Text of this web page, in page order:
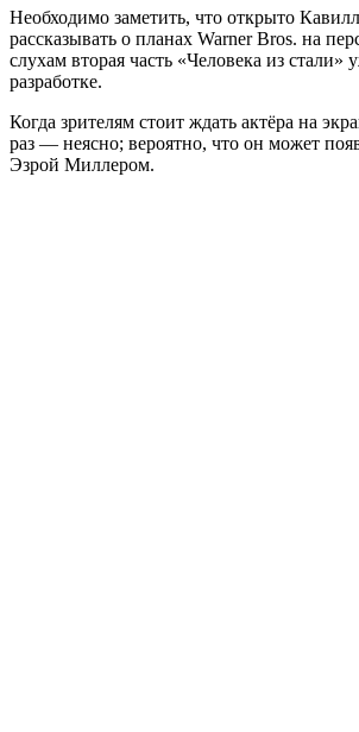
Необходимо заметить, что открыто
рассказывать о планах Warner Bros. на
слухам вторая часть «Человека из стали»
разработке.
Когда зрителям стоит ждать актёра на
раз — неясно; вероятно, что он может
Эзрой Миллером.